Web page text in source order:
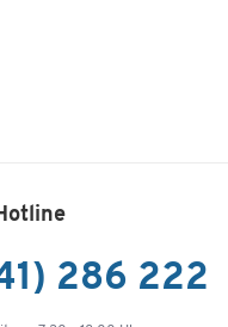
286 222